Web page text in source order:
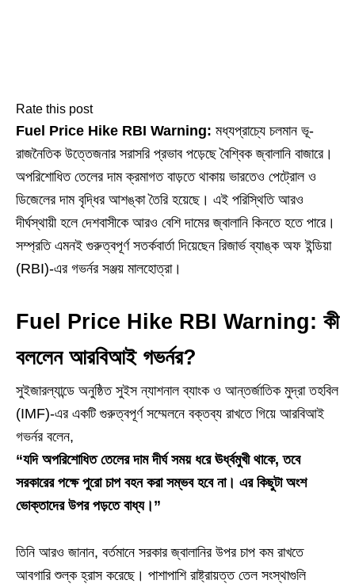
Rate this post
Fuel Price Hike RBI Warning: মধ্যপ্রাচ্যে চলমান ভূ-
রাজনৈতিক উত্তেজনার সরাসরি প্রভাব পড়েছে বৈশ্বিক জ্বালানি বাজারে।
অপরিশোধিত তেলের দাম ক্রমাগত বাড়তে থাকায় ভারতেও পেট্রোল ও
ডিজেলের দাম বৃদ্ধির আশঙ্কা তৈরি হয়েছে। এই পরিস্থিতি আরও
দীর্ঘস্থায়ী হলে দেশবাসীকে আরও বেশি দামের জ্বালানি কিনতে হতে পারে।
সম্প্রতি এমনই গুরুত্বপূর্ণ সতর্কবার্তা দিয়েছেন রিজার্ভ ব্যাঙ্ক অফ ইন্ডিয়া
(RBI)-এর গভর্নর সঞ্জয় মালহোত্রা।
Fuel Price Hike RBI Warning: কী
বললেন আরবিআই গভর্নর?
সুইজারল্যান্ডে অনুষ্ঠিত সুইস ন্যাশনাল ব্যাংক ও আন্তর্জাতিক মুদ্রা তহবিল
(IMF)-এর একটি গুরুত্বপূর্ণ সম্মেলনে বক্তব্য রাখতে গিয়ে আরবিআই
গভর্নর বলেন,
“যদি অপরিশোধিত তেলের দাম দীর্ঘ সময় ধরে ঊর্ধ্বমুখী থাকে, তবে
সরকারের পক্ষে পুরো চাপ বহন করা সম্ভব হবে না। এর কিছুটা অংশ
ভোক্তাদের উপর পড়তে বাধ্য।”
তিনি আরও জানান, বর্তমানে সরকার জ্বালানির উপর চাপ কম রাখতে
আবগারি শুল্ক হ্রাস করেছে। পাশাপাশি রাষ্ট্রায়ত্ত তেল সংস্থাগুলি